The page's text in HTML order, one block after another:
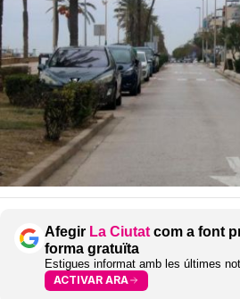
Afegir La Ciutat com a font
forma gratuïta
Estigues informat amb les últimes
ACTIVAR ARA